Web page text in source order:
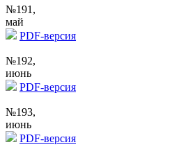
№191,
май
PDF-версия
№192,
июнь
PDF-версия
№193,
июнь
PDF-версия